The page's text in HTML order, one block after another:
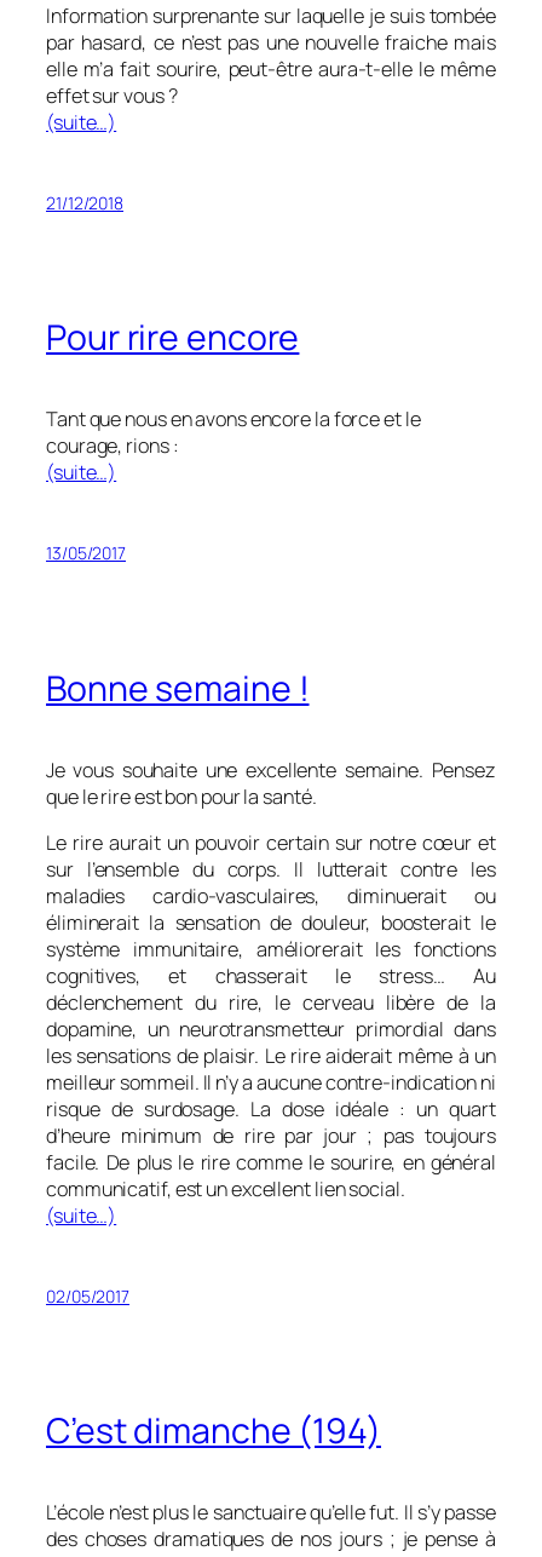
Information surprenante sur laquelle je suis tombée
par hasard, ce n’est pas une nouvelle fraiche mais
elle m’a fait sourire, peut-être aura-t-elle le même
effet sur vous ?
(suite…)
21/12/2018
Pour rire encore
Tant que nous en avons encore la force et le
courage, rions :
(suite…)
13/05/2017
Bonne semaine !
Je vous souhaite une excellente semaine. Pensez
que le rire est bon pour la santé.
Le rire aurait un pouvoir certain sur notre cœur et
sur l’ensemble du corps. Il lutterait contre les
maladies cardio-vasculaires, diminuerait ou
éliminerait la sensation de douleur, boosterait le
système immunitaire, améliorerait les fonctions
cognitives, et chasserait le stress… Au
déclenchement du rire, le cerveau libère de la
dopamine, un neurotransmetteur primordial dans
les sensations de plaisir. Le rire aiderait même à un
meilleur sommeil. Il n’y a aucune contre-indication ni
risque de surdosage. La dose idéale : un quart
d’heure minimum de rire par jour ; pas toujours
facile. De plus le rire comme le sourire, en général
communicatif, est un excellent lien social.
(suite…)
02/05/2017
C’est dimanche (194)
L’école n’est plus le sanctuaire qu’elle fut. Il s’y passe
des choses dramatiques de nos jours ; je pense à